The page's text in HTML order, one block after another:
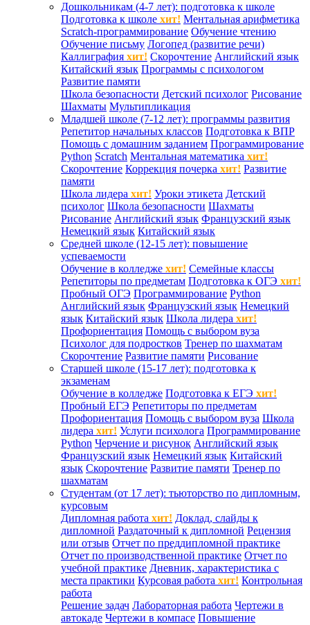
Дошкольникам (4-7 лет): подготовка к школе
Подготовка к школе хит! Ментальная арифметика
Scratch-программирование Обучение чтению
Обучение письму Логопед (развитие речи)
Каллиграфия хит! Скорочтение Английский язык
Китайский язык Программы с психологом
Развитие памяти
Школа безопасности Детский психолог Рисование
Шахматы Мультипликация
Младшей школе (7-12 лет): программы развития
Репетитор начальных классов Подготовка к ВПР
Помощь с домашним заданием Программирование
Python Scratch Ментальная математика хит!
Скорочтение Коррекция почерка хит! Развитие
памяти
Школа лидера хит! Уроки этикета Детский
психолог Школа безопасности Шахматы
Рисование Английский язык Французский язык
Немецкий язык Китайский язык
Средней школе (12-15 лет): повышение
успеваемости
Обучение в колледже хит! Семейные классы
Репетиторы по предметам Подготовка к ОГЭ хит!
Пробный ОГЭ Программирование Python
Английский язык Французский язык Немецкий
язык Китайский язык Школа лидера хит!
Профориентация Помощь с выбором вуза
Психолог для подростков Тренер по шахматам
Скорочтение Развитие памяти Рисование
Старшей школе (15-17 лет): подготовка к
экзаменам
Обучение в колледже Подготовка к ЕГЭ хит!
Пробный ЕГЭ Репетиторы по предметам
Профориентация Помощь с выбором вуза Школа
лидера хит! Услуги психолога Программирование
Python Черчение и рисунок Английский язык
Французский язык Немецкий язык Китайский
язык Скорочтение Развитие памяти Тренер по
шахматам
Студентам (от 17 лет): тьюторство по дипломным,
курсовым
Дипломная работа хит! Доклад, слайды к
дипломной Раздаточный к дипломной Рецензия
или отзыв Отчет по преддипломной практике
Отчет по производственной практике Отчет по
учебной практике Дневник, характеристика с
места практики Курсовая работа хит! Контрольная
работа
Решение задач Лабораторная работа Чертежи в
автокаде Чертежи в компасе Повышение